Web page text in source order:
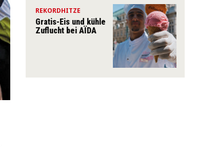
REKORDHITZE
Gratis-Eis und kühle
Zuflucht bei AÏDA